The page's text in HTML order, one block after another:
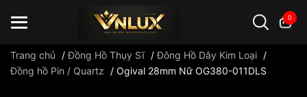
0
Trang chủ /Đồng Hồ Thụy Sĩ /Đông Hồ Dây Kim Loại /
Đồng hồ Pin / Quartz
/ Ogival 28mm Nữ OG380-011DLS